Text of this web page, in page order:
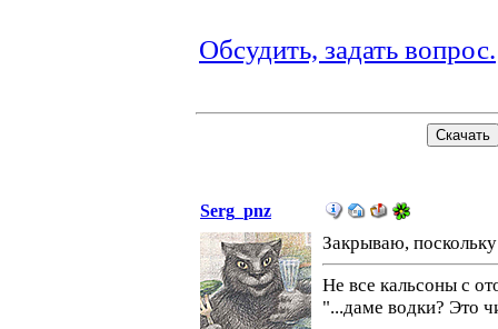
Обсудить, задать вопрос.
Serg_pnz
Закрываю,
Не все кальсоны с
"...даме водки? Это